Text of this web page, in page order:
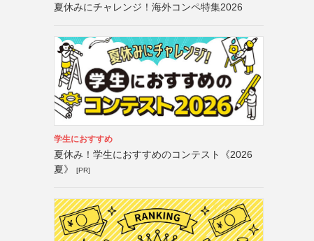
夏休みにチャレンジ！海外コンペ特集2026
学生におすすめ
夏休み！学生におすすめのコンテスト《2026
夏》
[PR]